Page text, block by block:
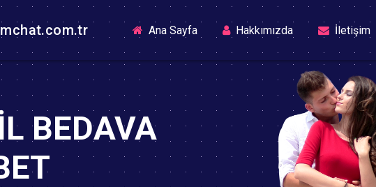
Ana Sayfa(current)Hakkımızda İletişim
BEDAVA